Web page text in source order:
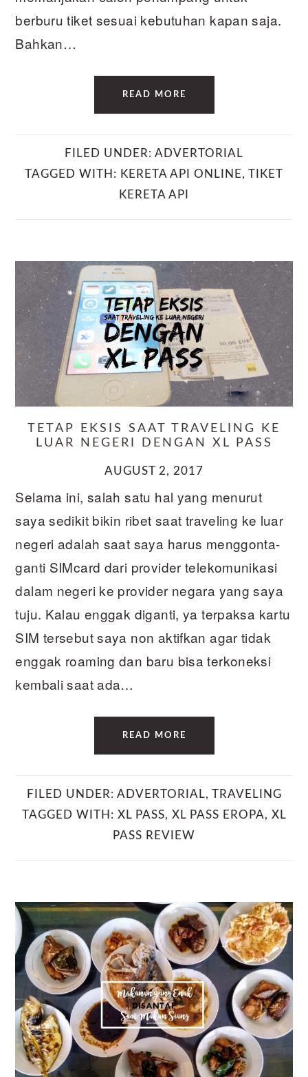
berburu tiket sesuai kebutuhan kapan saja.
Bahkan…
READ MORE
FILED UNDER: ADVERTORIAL
TAGGED WITH: KERETA API ONLINE, TIKET
KERETA API
TETAP EKSIS SAAT TRAVELING KE
LUAR NEGERI DENGAN XL PASS
AUGUST 2, 2017
Selama ini, salah satu hal yang menurut
saya sedikit bikin ribet saat traveling ke luar
negeri adalah saat saya harus menggonta-
ganti SIMcard dari provider telekomunikasi
dalam negeri ke provider negara yang saya
tuju. Kalau enggak diganti, ya terpaksa kartu
SIM tersebut saya non aktifkan agar tidak
enggak roaming dan baru bisa terkoneksi
kembali saat ada…
READ MORE
FILED UNDER: ADVERTORIAL, TRAVELING
TAGGED WITH: XL PASS, XL PASS EROPA, XL
PASS REVIEW